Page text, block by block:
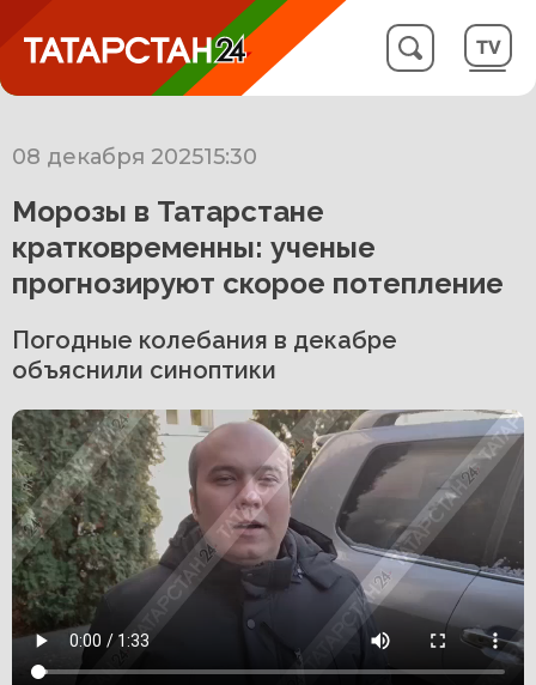
08 декабря 202515:30
Морозы в Татарстане
кратковременны: ученые
прогнозируют скорое потепление
Погодные колебания в декабре
объяснили синоптики